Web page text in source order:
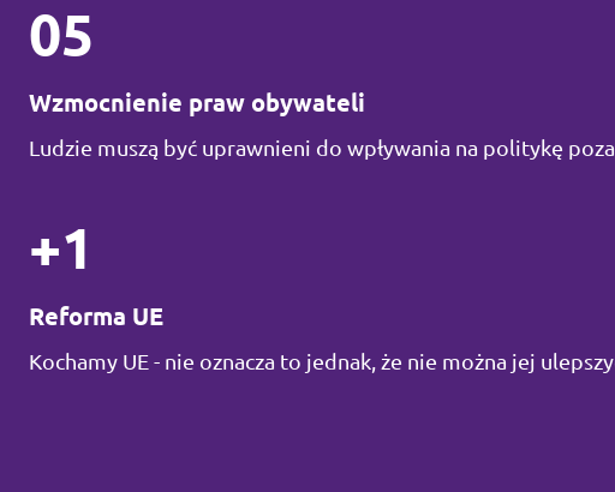
05
Wzmocnienie praw obywateli
Ludzie muszą być uprawnieni do wpływania na politykę
+1
Reforma UE
Kochamy UE - nie oznacza to jednak, że nie można jej